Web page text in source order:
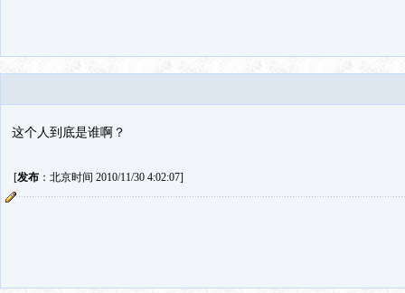
这个人到底是谁啊？
[发布：北京时间 2010/11/30 4:02:07]